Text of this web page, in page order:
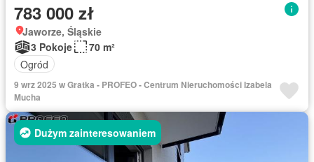
783 000 zł
Jaworze, Śląskie
3 Pokoje
70 m²
Ogród
9 wrz 2025 w Gratka - PROFEO - Centrum Nieruchomości Izabela
Mucha
Dużym zainteresowaniem